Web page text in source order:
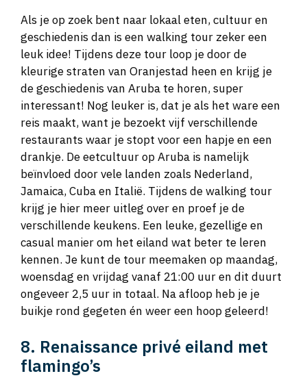
Als je op zoek bent naar lokaal eten, cultuur en
geschiedenis dan is een walking tour zeker een
leuk idee! Tijdens deze tour loop je door de
kleurige straten van Oranjestad heen en krijg je
de geschiedenis van Aruba te horen, super
interessant! Nog leuker is, dat je als het ware een
reis maakt, want je bezoekt vijf verschillende
restaurants waar je stopt voor een hapje en een
drankje. De eetcultuur op Aruba is namelijk
beïnvloed door vele landen zoals Nederland,
Jamaica, Cuba en Italië. Tijdens de walking tour
krijg je hier meer uitleg over en proef je de
verschillende keukens. Een leuke, gezellige en
casual manier om het eiland wat beter te leren
kennen. Je kunt de tour meemaken op maandag,
woensdag en vrijdag vanaf 21:00 uur en dit duurt
ongeveer 2,5 uur in totaal. Na afloop heb je je
buikje rond gegeten én weer een hoop geleerd!
8. Renaissance privé eiland met
flamingo’s